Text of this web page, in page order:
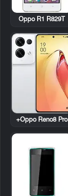
Oppo R1 R829T
Oppo Reno8 Pro+